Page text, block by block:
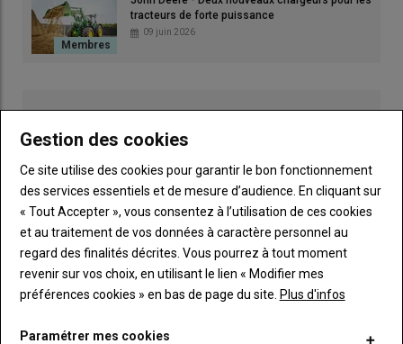
tracteurs de forte puissance
09 juin 2026
Gestion des cookies
Ce site utilise des cookies pour garantir le bon fonctionnement
des services essentiels et de mesure d’audience. En cliquant sur
« Tout Accepter », vous consentez à l’utilisation de ces cookies
et au traitement de vos données à caractère personnel au
regard des finalités décrites. Vous pourrez à tout moment
revenir sur vos choix, en utilisant le lien « Modifier mes
préférences cookies » en bas de page du site. Plus d'infos
Paramétrer mes cookies